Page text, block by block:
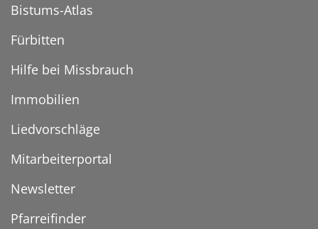
Bistums-Atlas
Fürbitten
Hilfe bei Missbrauch
Immobilien
Liedvorschläge
Mitarbeiterportal
Newsletter
Pfarreifinder